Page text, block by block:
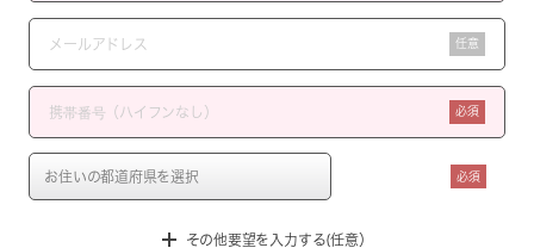
任意
必須
必須
その他要望を入力する(任意）